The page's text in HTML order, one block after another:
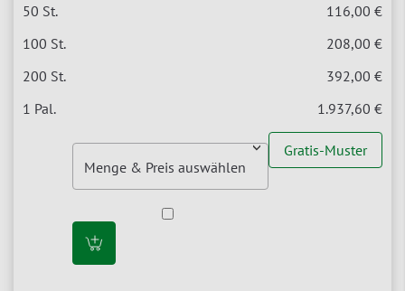
116,00 €
208,00 €
392,00 €
1.937,60 €
Gratis-Muster